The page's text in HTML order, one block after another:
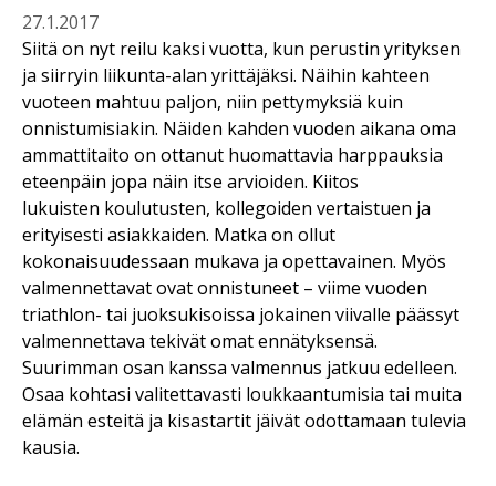
27.1.2017
Siitä on nyt reilu kaksi vuotta, kun perustin yrityksen
ja siirryin liikunta-alan yrittäjäksi. Näihin kahteen
vuoteen mahtuu paljon, niin pettymyksiä kuin
onnistumisiakin. Näiden kahden vuoden aikana oma
ammattitaito on ottanut huomattavia harppauksia
eteenpäin jopa näin itse arvioiden. Kiitos
lukuisten koulutusten, kollegoiden vertaistuen ja
erityisesti asiakkaiden. Matka on ollut
kokonaisuudessaan mukava ja opettavainen. Myös
valmennettavat ovat onnistuneet – viime vuoden
triathlon- tai juoksukisoissa jokainen viivalle päässyt
valmennettava tekivät omat ennätyksensä.
Suurimman osan kanssa valmennus jatkuu edelleen.
Osaa kohtasi valitettavasti loukkaantumisia tai muita
elämän esteitä ja kisastartit jäivät odottamaan tulevia
kausia.